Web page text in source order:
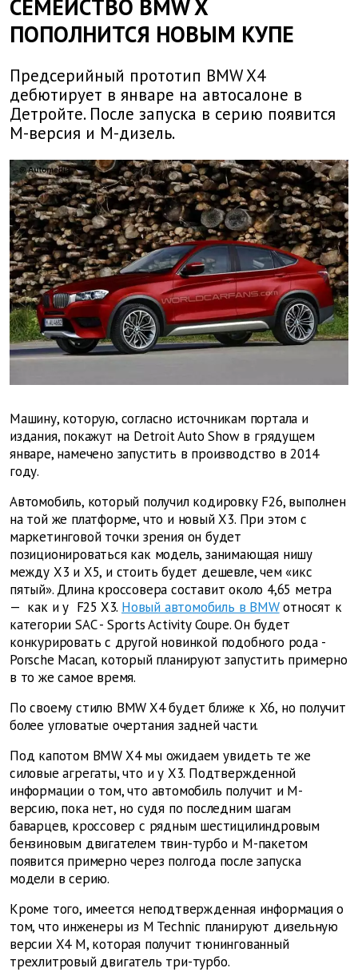
СЕМЕЙСТВО BMW X
ПОПОЛНИТСЯ НОВЫМ КУПЕ
Предсерийный прототип BMW X4
дебютирует в январе на автосалоне в
Детройте. После запуска в серию появится
М-версия и М-дизель.
Машину, которую, согласно источникам портала и
издания, покажут на Detroit Auto Show в грядущем
январе, намечено запустить в производство в 2014
году.
Автомобиль, который получил кодировку F26, выполнен
на той же платформе, что и новый X3. При этом с
маркетинговой точки зрения он будет
позиционироваться как модель, занимающая нишу
между Х3 и Х5, и стоить будет дешевле, чем «икс
пятый». Длина кроссовера составит около 4,65 метра
— как и у F25 X3. Новый автомобиль в BMWотносят к
категории SAC - Sports Activity Coupe. Он будет
конкурировать с другой новинкой подобного рода -
Porsche Macan, который планируют запустить примерно
в то же самое время.
По своему стилю BMW X4 будет ближе к Х6, но получит
более угловатые очертания задней части.
Под капотом BMW X4 мы ожидаем увидеть те же
силовые агрегаты, что и у X3. Подтвержденной
информации о том, что автомобиль получит и М-
версию, пока нет, но судя по последним шагам
баварцев, кроссовер с рядным шестицилиндровым
бензиновым двигателем твин-турбо и М-пакетом
появится примерно через полгода после запуска
модели в серию.
Кроме того, имеется неподтвержденная информация о
том, что инженеры из M Technic планируют дизельную
версии X4 M, которая получит тюнингованный
трехлитровый двигатель три-турбо.